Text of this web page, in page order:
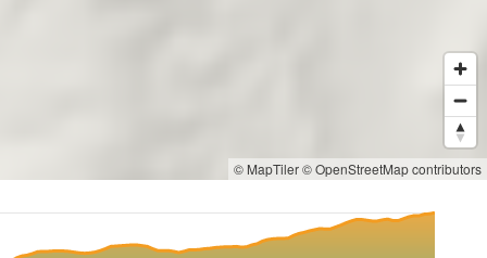
© MapTiler© OpenStreetMap contributors